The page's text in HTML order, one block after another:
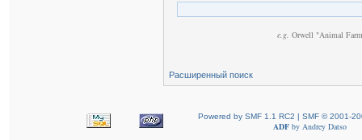
e.g. Orwell "Animal
Расширенный поиск
Powered by SMF 1.1 RC2 | SMF © 2001-
ADFby Andrey Datso